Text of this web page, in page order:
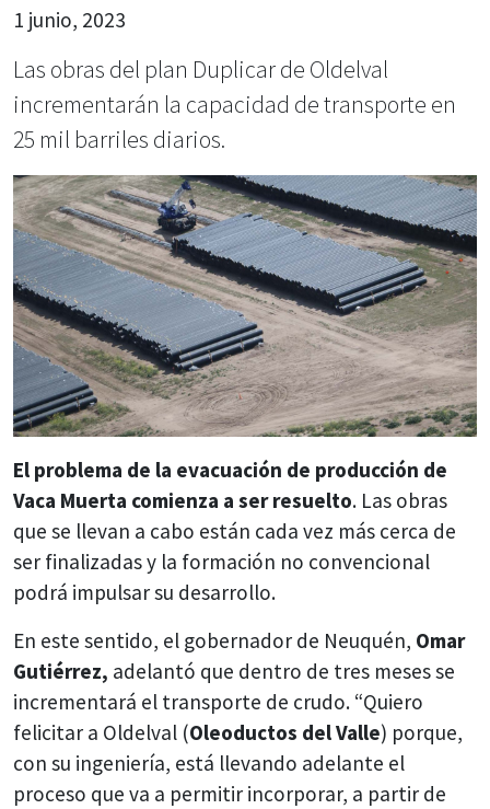
1 junio, 2023
Las obras del plan Duplicar de Oldelval
incrementarán la capacidad de transporte en
25 mil barriles diarios.
El problema de la evacuación de producción de
Vaca Muerta comienza a ser resuelto. Las obras
que se llevan a cabo están cada vez más cerca de
ser finalizadas y la formación no convencional
podrá impulsar su desarrollo.
En este sentido, el gobernador de Neuquén, Omar
Gutiérrez, adelantó que dentro de tres meses se
incrementará el transporte de crudo. “Quiero
felicitar a Oldelval (Oleoductos del Valle) porque,
con su ingeniería, está llevando adelante el
proceso que va a permitir incorporar, a partir de